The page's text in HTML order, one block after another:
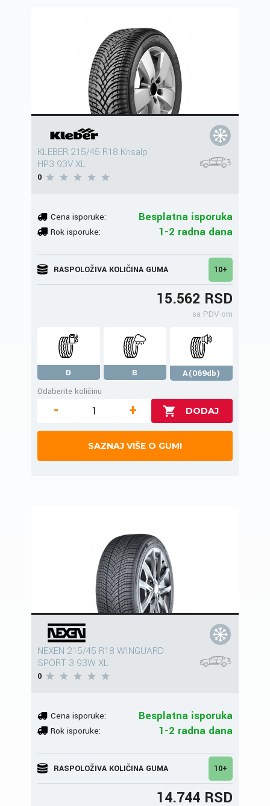
KLEBER 215/45 R18 Krisalp
HP3 93V XL
0
Cena isporuke: Besplatna isporuka
Rok isporuke: 1-2 radna dana
RASPOLOŽIVA KOLIČINA GUMA 10+
15.562 RSD
sa PDV-om
D B
A(069db)
Odaberite količinu
- +
SAZNAJ VIŠE O GUMI
NEXEN 215/45 R18 WINGUARD
SPORT 3 93W XL
0
Cena isporuke: Besplatna isporuka
Rok isporuke: 1-2 radna dana
RASPOLOŽIVA KOLIČINA GUMA 10+
14.744 RSD